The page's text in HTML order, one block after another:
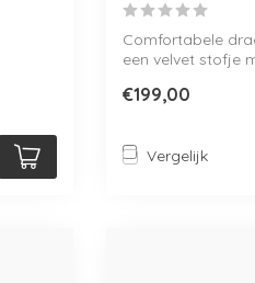
Comfortabele
een velvet stofje
€199,00
Vergelijk